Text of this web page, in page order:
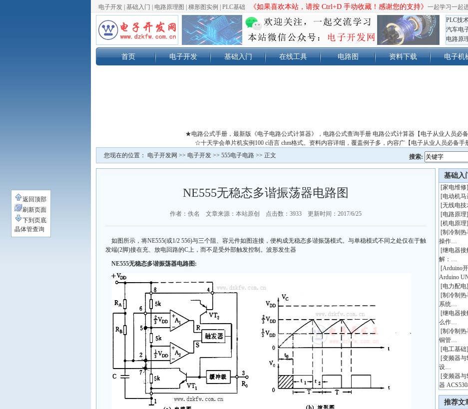
电子开发 基础入门 电路原理图 梯形图实例 PLC基础 《如果喜欢本站，请按 Ctrl+D 手动收藏！感谢您的支持》 一起学习一起
PLC技
汽车电
电路原
首页 电子开发 基础入门 在线工具 电路图 资料下载 电子机
★电路公式手册，最新版《电子电路公式计算器》，电路公式查询手册 电路公式计算器【电子从业人员必备
☆十天学会单片机实例100 c语言 chm格式。资料内容详细，覆盖例子多，内容广【电子从业人员必备手
搜索:
您现在的位置： 电子开发网 >> 电子开发 >> 555电子电路 >> 正文
NE555无稳态多谐振荡器电路图
作者：佚名 文章来源：本站原创 点击数： 3933 更新时间：2017/6/25
如图所示，将NE555(或1/2 556)与三个阻、容元件如图连接，便构成无稳态多谐振荡模式。与单稳模式不同之处仅在于触
发端(2脚)接在充、放电回路的C上，而不是受外部触发控制。波形发生器
NE555无稳态多谐振荡器电路图:
基础入
[家电维修]
[电动机马
[无线电技
[电路原理]
[机电原理]
[制冷制热
操作…
[继电器接
解：…
[Arduino
Arduino
[电力配电]
[制冷制热
系统…
[继电器接
么作…
[制冷制热
铜管…
[电工基础]
[变频器与
设…
[变频器与
器
推荐文
返回顶部
刷新页面
下到页底
晶体管查询